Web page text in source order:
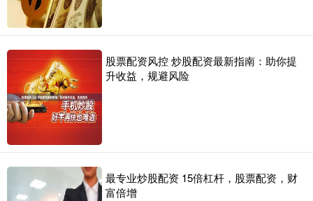
股票配资风控 炒股配资最新指南：助你提
升收益，规避风险
最专业炒股配资 15倍杠杆，股票配资，财
富倍增